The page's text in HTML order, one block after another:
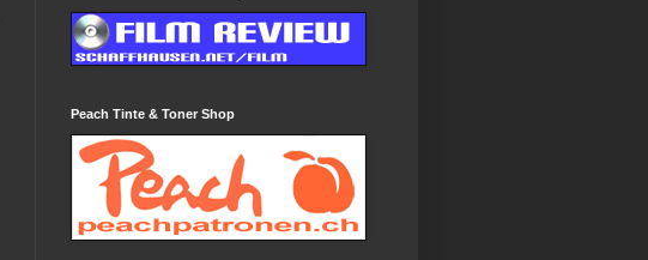
Peach Tinte & Toner Shop